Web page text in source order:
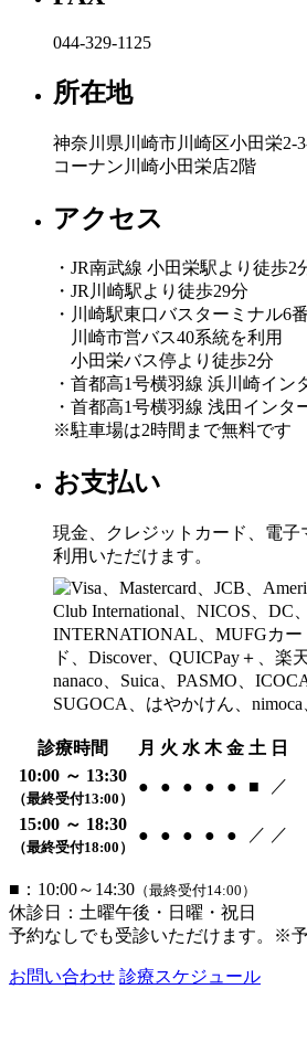
044-329-1125
所在地
神奈川県川崎市川崎区小田栄2-
コーナン川崎小田栄店2階
アクセス
・JR南武線 小田栄駅より徒歩2
・JR川崎駅より徒歩29分
・川崎駅東口バスターミナル6
川崎市営バス40系統を利用
小田栄バス停より徒歩2分
・首都高1号横羽線 浜川崎イン
・首都高1号横羽線 浅田インタ
※駐車場は2時間まで無料です
お支払い
現金、クレジットカード、電
利用いただけます。
診療時間 月 火 水 木 金 土 日
10:00 ～ 13:30
（最終受付13:00）
● ● ● ● ● ■ ／
15:00 ～ 18:30
（最終受付18:00）
● ● ● ● ● ／ ／
■：10:00～14:30 （最終受付14:00）
休診日：土曜午後・日曜・祝日
予約なしでも受診いただけます。※
お問い合わせ 診療スケジュール